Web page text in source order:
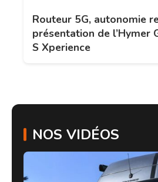
Routeur 5G, autonomie
présentation de l’Hymer
S Xperience
NOS VIDÉOS